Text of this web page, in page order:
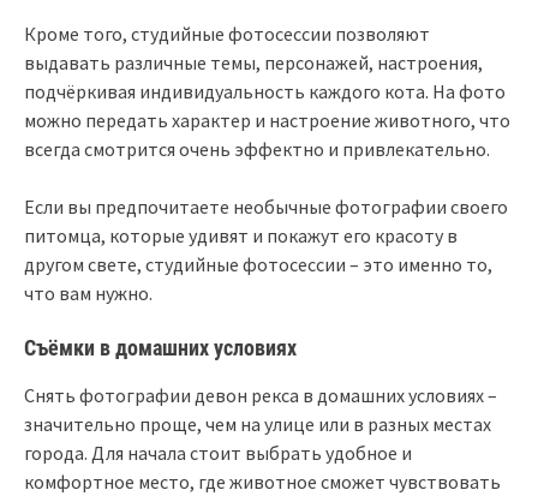
Кроме того, студийные фотосессии позволяют
выдавать различные темы, персонажей, настроения,
подчёркивая индивидуальность каждого кота. На фото
можно передать характер и настроение животного, что
всегда смотрится очень эффектно и привлекательно.
Если вы предпочитаете необычные фотографии своего
питомца, которые удивят и покажут его красоту в
другом свете, студийные фотосессии – это именно то,
что вам нужно.
Съёмки в домашних условиях
Снять фотографии девон рекса в домашних условиях –
значительно проще, чем на улице или в разных местах
города. Для начала стоит выбрать удобное и
комфортное место, где животное сможет чувствовать